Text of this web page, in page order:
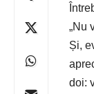
„Nu
Și,
doi: